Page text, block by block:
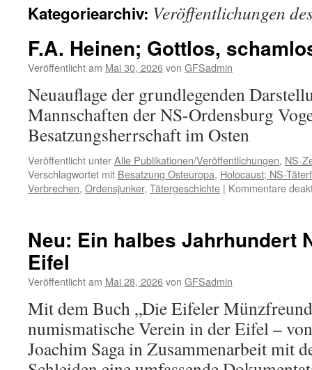
Kategoriearchiv: Veröffentlichungen
F.A. Heinen; Gottlos,
Veröffentlicht am Mai 30, 2026von GFSadmin
Neuauflage der grundlegenden
Mannschaften der NS-Ordensburg
Besatzungsherrschaft im Osten
Veröffentlicht unterAlle Publikationen/Veröffentlichungen, NS-
Verschlagwortet mit Besatzung Osteuropa, Holocaust; NS-
Verbrechen, Ordensjunker, Tätergeschichte | Kommentare
Neu: Ein halbes Jahrhundert
Eifel
Veröffentlicht am Mai 28, 2026von GFSadmin
Mit dem Buch „Die Eifeler
numismatische Verein in der Eifel –
Joachim Saga in Zusammenarbeit mit